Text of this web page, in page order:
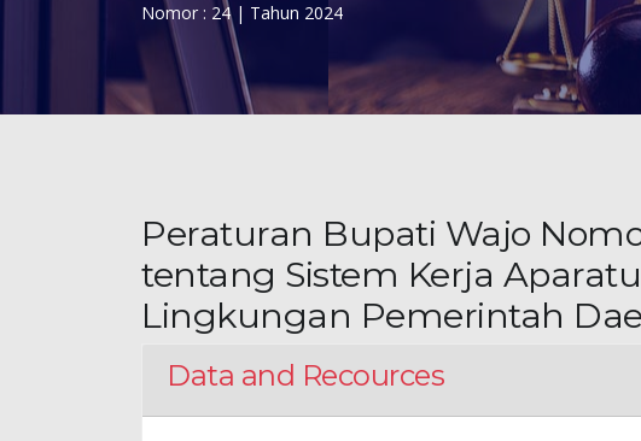
Nomor : 24 | Tahun 2024
Peraturan Bupati Wajo
tentang Sistem Kerja
Lingkungan Pemerintah
Data and Recources